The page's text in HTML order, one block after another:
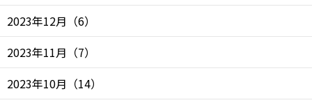
2023年12月 （6）
2023年11月 （7）
2023年10月 （14）